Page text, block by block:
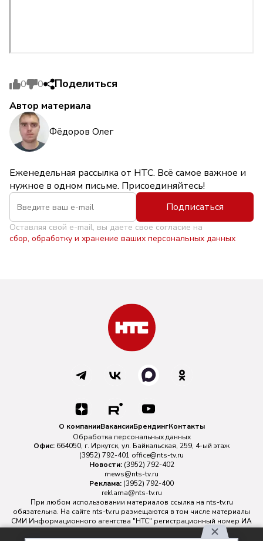
0 0 Поделиться
Автор материала
Фёдоров Олег
Еженедельная рассылка от НТС. Всё самое важное и
нужное в одном письме. Присоединяйтесь!
Подписаться
Оставляя свой e-mail, вы даете свое согласие на
сбор, обработку и хранение ваших персональных данных
О компанииВакансииБрендингКонтакты
Обработка персональных данных
Офис: 664050, г. Иркутск, ул. Байкальская, 259, 4-ый этаж
(3952) 792-401 office@nts-tv.ru
Новости: (3952) 792-402
rnews@nts-tv.ru
Реклама: (3952) 792-400
reklama@nts-tv.ru
При любом использовании материалов ссылка на nts-tv.ru
обязательна. На сайте nts-tv.ru размещаются в том числе материалы
СМИ Информационного агентства "НТС" регистрационный номер ИА
№ ФС 77 - 88763 зарегистрировано Федеральной службой по